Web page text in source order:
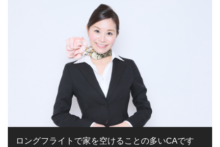
ロングフライトで家を空けることの多いCAです